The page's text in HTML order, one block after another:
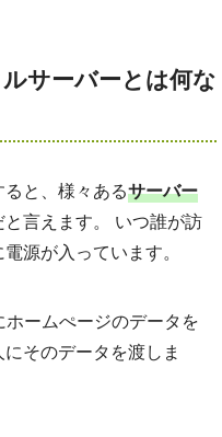
サーバーとは何な
と、様々あるサーバー
と言えます。 いつ誰が訪
源が入っています。
ームぺージのデータを
そのデータを渡しま